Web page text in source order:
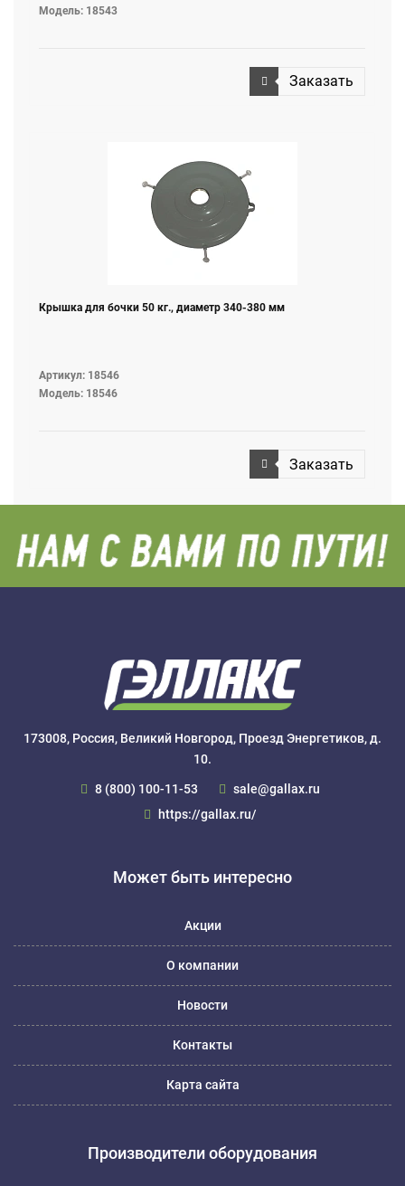
Модель: 18543
Заказать
Крышка для бочки 50 кг., диаметр 340-380 мм
Артикул: 18546
Модель: 18546
Заказать
173008, Россия, Великий Новгород, Проезд Энергетиков, д.
10.
8 (800) 100-11-53
sale@gallax.ru
https://gallax.ru/
Может быть интересно
Акции
О компании
Новости
Контакты
Карта сайта
Производители оборудования